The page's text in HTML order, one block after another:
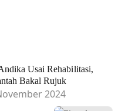
Usai Rehabilitasi,
Bakal Rujuk
2024